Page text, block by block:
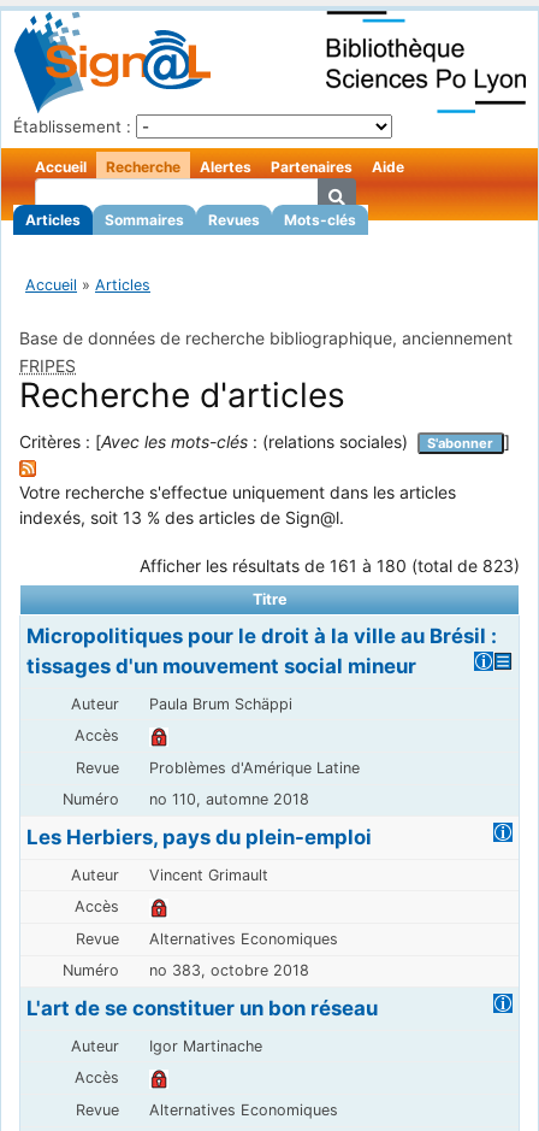
Établissement :
Accueil Recherche
Articles Sommaires Revues Mots-clés
Alertes Partenaires Aide
Accueil » Articles
Base de données de recherche bibliographique, anciennement
FRIPES
Recherche d'articles
Critères : [Avec les mots-clés : (relations sociales) S'abonner ]
Votre recherche s'effectue uniquement dans les articles
indexés, soit 13 % des articles de Sign@l.
Afficher les résultats de 161 à 180 (total de 823)
Titre
Micropolitiques pour le droit à la ville au Brésil :
tissages d'un mouvement social mineur
Paula Brum Schäppi
Problèmes d'Amérique Latine
no 110, automne 2018
Les Herbiers, pays du plein-emploi
Vincent Grimault
Alternatives Economiques
no 383, octobre 2018
L'art de se constituer un bon réseau
Igor Martinache
Alternatives Economiques